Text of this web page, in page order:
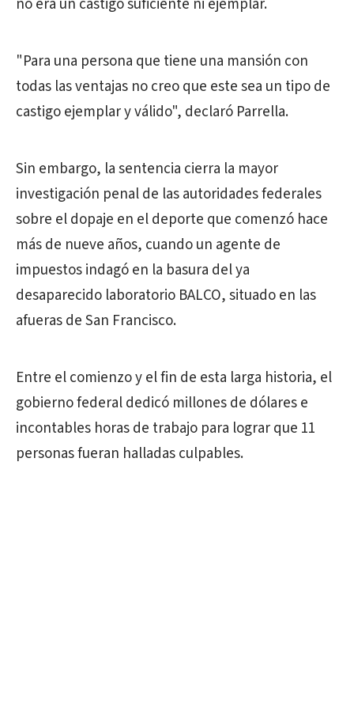
no era un castigo suficiente ni ejemplar.
"Para una persona que tiene una mansión con
todas las ventajas no creo que este sea un tipo de
castigo ejemplar y válido", declaró Parrella.
Sin embargo, la sentencia cierra la mayor
investigación penal de las autoridades federales
sobre el dopaje en el deporte que comenzó hace
más de nueve años, cuando un agente de
impuestos indagó en la basura del ya
desaparecido laboratorio BALCO, situado en las
afueras de San Francisco.
Entre el comienzo y el fin de esta larga historia, el
gobierno federal dedicó millones de dólares e
incontables horas de trabajo para lograr que 11
personas fueran halladas culpables.